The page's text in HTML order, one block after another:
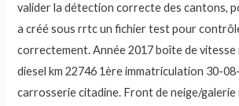
valider la détection correcte des cantons,
a créé sous rrtc un fichier test pour
correctement. Année 2017 boîte de vitesse
diesel km 22746 1ère immatriculation 30-
carrosserie citadine. Front de neige/galerie